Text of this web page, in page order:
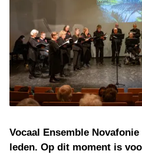
Vocaal Ensemble
leden. Op dit moment is